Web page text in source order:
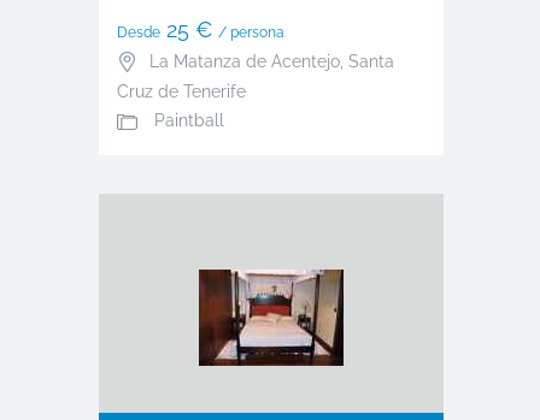
Desde25 € / persona
La Matanza de Acentejo, Santa
Cruz de Tenerife
Paintball